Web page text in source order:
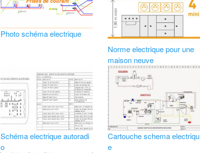
Photo schéma electrique
Norme electrique pour une
maison neuve
Schéma electrique autoradi
o
Cartouche schema electriqu
e